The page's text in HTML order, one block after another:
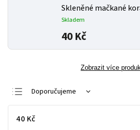
Skleněné mačkané
Skladem
40 Kč
Zobrazit více
Doporučujeme
Nejdražší
40 Kč